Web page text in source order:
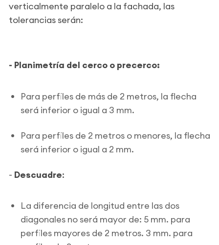
verticalmente paralelo a la fachada, las
tolerancias serán:
- Planimetría del cerco o precerco:
Para perfiles de más de 2 metros, la flecha
será inferior o igual a 3 mm.
Para perfiles de 2 metros o menores, la flecha
será inferior o igual a 2 mm.
- Descuadre:
La diferencia de longitud entre las dos
diagonales no será mayor de: 5 mm. para
perfiles mayores de 2 metros. 3 mm. para